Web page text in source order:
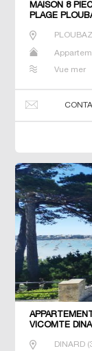
MAISON 8
PLAGE
Villa
Vue mer
VICOMTE
DINARD(